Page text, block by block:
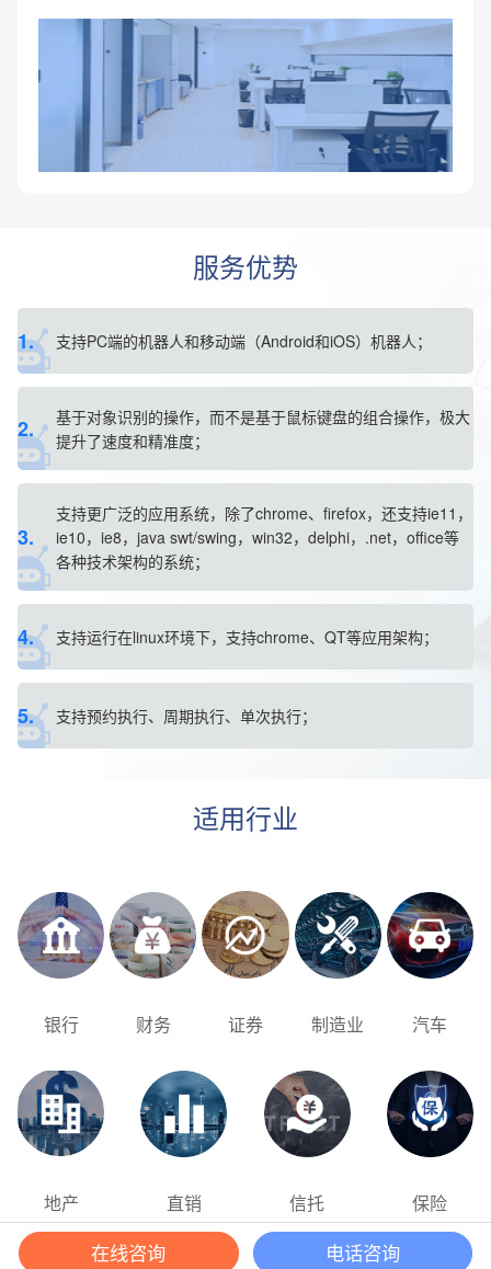
服务优势
1. 支持PC端的机器人和移动端（Android和iOS）机器人；
2.
基于对象识别的操作，而不是基于鼠标键盘的组合操作，极大
提升了速度和精准度；
3.
支持更广泛的应用系统，除了chrome、firefox，还支持ie11，
ie10，ie8，java swt/swing，win32，delphi，.net，office等
各种技术架构的系统；
4. 支持运行在linux环境下，支持chrome、QT等应用架构；
5. 支持预约执行、周期执行、单次执行；
适用行业
银行 财务 证券 制造业 汽车
地产 直销 信托 保险
沪ICP备07036474号 2003-2025 版权所有 上海泽众软件科技有限公司 Shanghai ZeZhong
在线咨询 电话咨询